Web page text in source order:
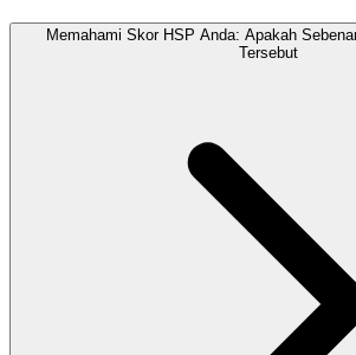
Memahami Skor HSP Anda: Apakah
Tersebut